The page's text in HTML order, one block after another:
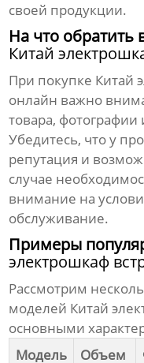
своей продукции.
На что обратить
Китай
При покупке Китай
онлайн важно
товара,
Убедитесь, что у
репутация и
случае
внимание на
обслуживание.
Примеры
электрошкаф
Рассмотрим
моделей Китай
основными
Модель
Объем